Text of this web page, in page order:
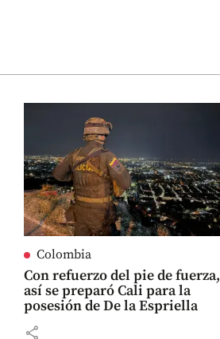
Colombia
Con refuerzo del pie de fuerza,
así se preparó Cali para la
posesión de De la Espriella
share